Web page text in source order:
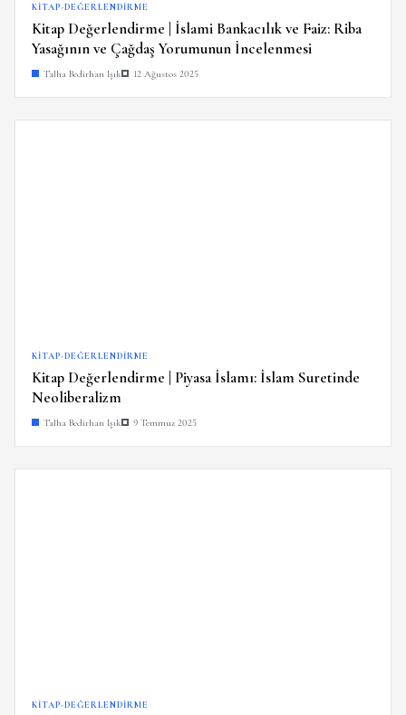
KITAP-DEĞERLENDIRME
Kitap Değerlendirme | İslami Bankacılık ve Faiz: Riba
Yasağının ve Çağdaş Yorumunun İncelenmesi
Talha Bedirhan Işık 12 Ağustos 2025
KITAP-DEĞERLENDIRME
Kitap Değerlendirme | Piyasa İslamı: İslam Suretinde
Neoliberalizm
Talha Bedirhan Işık 9 Temmuz 2025
KITAP-DEĞERLENDIRME